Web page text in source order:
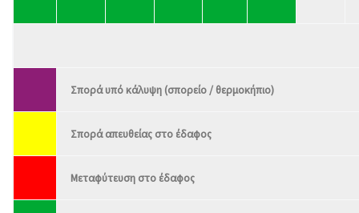
Σπορά υπό κάλυψη (σπορείο / θερμοκήπιο)
Σπορά απευθείας στο έδαφος
Μεταφύτευση στο έδαφος